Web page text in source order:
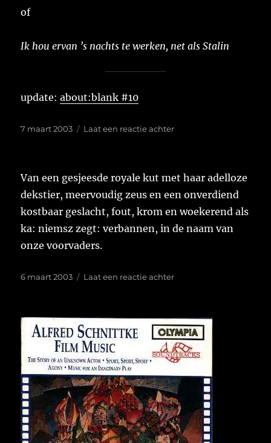
of
Ik hou ervan ’s nachts te werken, net als Stalin
update:about:blank #10
Geplaatst
7 maart 2003 Laat een reactie achterop
Van een gesjeesde royale kut met haar adelloze
dekstier, meervoudig zeus en een onverdiend
kostbaar geslacht, fout, krom en woekerend als
ka: niemsz zegt: verbannen, in de naam van
onze voorvaders.
Geplaatst
6 maart 2003 Laat een reactie achterop